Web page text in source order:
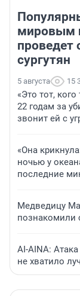
мировым
проведет
сургутян
5 августа 15
«Это тот,
22 годам за
звонит ей с
«Она
ночью у
последние
Медведицу
познакомили
AI-AINA:
не хватило